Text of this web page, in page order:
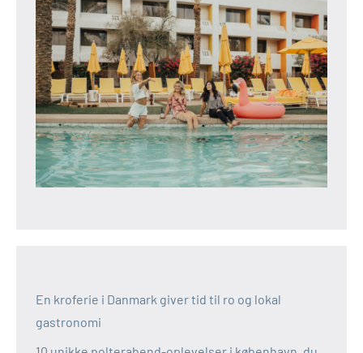
En kroferie i Danmark giver tid til ro og lokal
gastronomi